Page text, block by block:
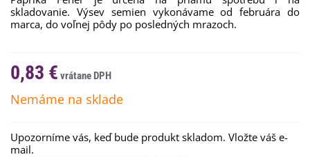
skladovanie. Výsev semien vykonávame od februára do
marca, do voľnej pôdy po posledných mrazoch.
0,83 €
Nemáme na sklade
Upozorníme vás, keď bude produkt skladom. Vložte váš e-
mail.